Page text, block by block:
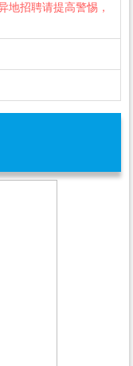
地招聘请提高警惕，